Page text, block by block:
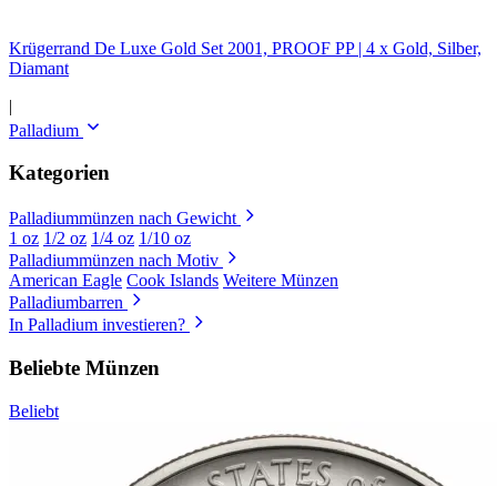
Krügerrand De Luxe Gold Set 2001, PROOF PP | 4 x Gold, Silber,
Diamant
|
Palladium
Kategorien
Palladiummünzen nach Gewicht
1 oz 1/2 oz 1/4 oz 1/10 oz
Palladiummünzen nach Motiv
American Eagle Cook Islands Weitere Münzen
Palladiumbarren
In Palladium investieren?
Beliebte Münzen
Beliebt